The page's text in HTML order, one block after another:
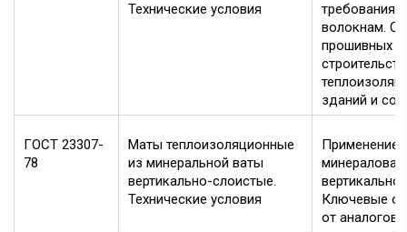
Технические условия
требования
волокнам.
прошивных
зданий и
ГОСТ 23307-
78
Маты теплоизоляционные
из минеральной ваты
вертикально-слоистые.
Технические условия
Применение
Ключевые
от аналогов.